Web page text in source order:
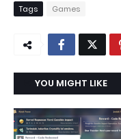
Tags Games
YOU MIGHT LIKE